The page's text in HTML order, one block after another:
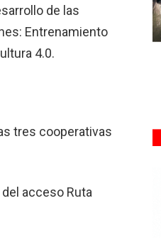
de las
Entrenamiento
4.0.
tres cooperativas
acceso Ruta